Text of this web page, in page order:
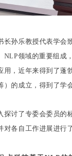
长孙乐教授代表学会
NLP领域的重要组成
用，近年来得到了蓬
）的成立，得到了学
探讨了专委会委员的
对各自工作进展进行